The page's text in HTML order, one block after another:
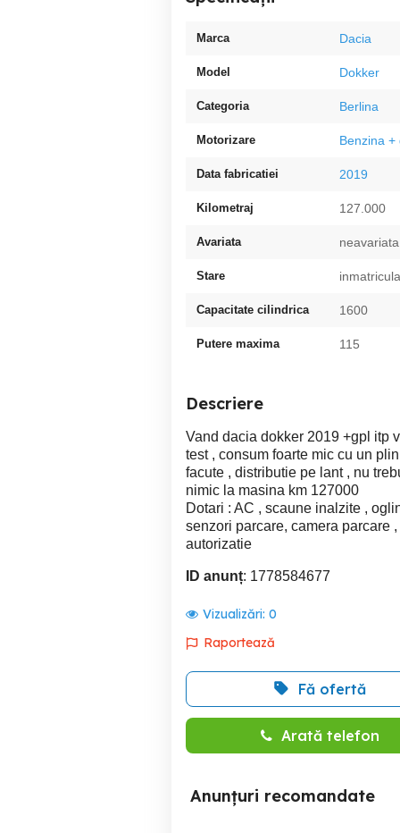
Marca Dacia
Model Dokker
Categoria Berlina
Motorizare Benzina +
Data fabricatiei 2019
Kilometraj 127.000
Avariata neavariata
Stare
Capacitate cilindrica 1600
Putere maxima 115
Descriere
Vand dacia dokker 2019 +gpl itp
test , consum foarte mic cu un
facute , distributie pe lant , nu
nimic la masina km 127000
Dotari : AC , scaune inalzite ,
senzori parcare, camera parcare
autorizatie
ID anunț: 1778584677
Vizualizări: 0
Raportează
Fă ofertă
Arată telefon
Anunțuri recomandate